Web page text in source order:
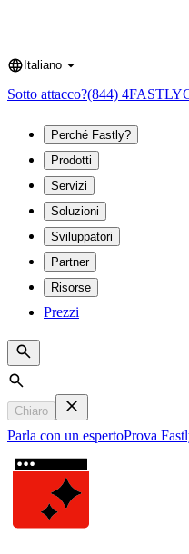
Language
Italiano
Sotto attacco?(844) 4FASTLY
Perché Fastly?
Prodotti
Servizi
Soluzioni
Sviluppatori
Partner
Risorse
Prezzi
Search
Chiaro
Parla con un espertoProva